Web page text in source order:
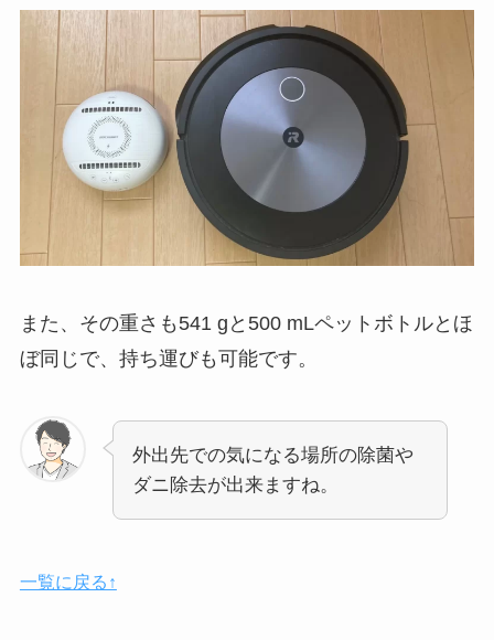
また、その重さも541 gと500 mLペットボトルとほ
ぼ同じで、持ち運びも可能です。
外出先での気になる場所の除菌や
ダニ除去が出来ますね。
一覧に戻る↑